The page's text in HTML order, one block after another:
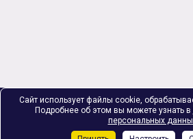
Сайт использует файлы cookie,
Подробнее об этом вы можете узнать в
персональных